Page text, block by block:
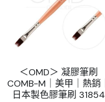
＜OMD＞ 凝膠筆刷
COMB-M｜美甲｜熱銷｜
日本製色膠筆刷 31854